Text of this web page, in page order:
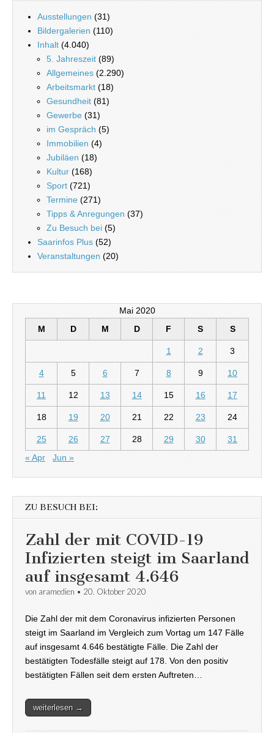
Ausstellungen (31)
Bildergalerien (110)
Inhalt (4.040)
5. Jahreszeit (89)
Allgemeines (2.290)
Arbeitsmarkt (18)
Gesundheit (81)
Gewerbe (31)
im Gespräch (5)
Immobilien (4)
Jubiläen (18)
Kultur (168)
Sport (721)
Termine (271)
Tipps & Anregungen (37)
Zu Besuch bei (5)
Saarinfos Plus (52)
Veranstaltungen (20)
Mai 2020
M
D M D F S S
1 2 3
4 5 6 7 8 9 10
11 12 13 14 15 16 17
18 19 20 21 22 23 24
25 26 27 28 29 30
31
« Apr
Jun »
ZU BESUCH BEI:
Zahl der mit COVID-19
Infizierten steigt im Saarland
auf insgesamt 4.646
von aramedien • 20. Oktober 2020
Die Zahl der mit dem Coronavirus infizierten Personen
steigt im Saarland im Vergleich zum Vortag um 147 Fälle
auf insgesamt 4.646 bestätigte Fälle. Die Zahl der
bestätigten Todesfälle steigt auf 178. Von den positiv
bestätigten Fällen seit dem ersten Auftreten…
weiterlesen →